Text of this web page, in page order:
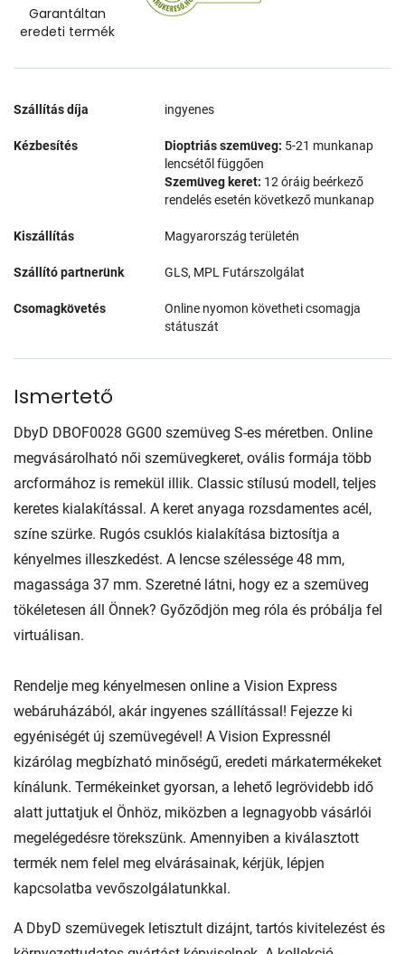
Garantáltan
eredeti termék
Szállítás díja ingyenes
Kézbesítés Dioptriás szemüveg: 5-21 munkanap
lencsétől függően
Szemüveg keret: 12 óráig beérkező
rendelés esetén következő munkanap
Kiszállítás Magyarország területén
Szállító partnerünk GLS, MPL Futárszolgálat
Csomagkövetés
Online nyomon követheti csomagja
státuszát
Ismertető
DbyD DBOF0028 GG00 szemüveg S-es méretben. Online
megvásárolható női szemüvegkeret, ovális formája több
arcformához is remekül illik. Classic stílusú modell, teljes
keretes kialakítással. A keret anyaga rozsdamentes acél,
színe szürke. Rugós csuklós kialakítása biztosítja a
kényelmes illeszkedést. A lencse szélessége 48 mm,
magassága 37 mm. Szeretné látni, hogy ez a szemüveg
tökéletesen áll Önnek? Győződjön meg róla és próbálja fel
virtuálisan.
Rendelje meg kényelmesen online a Vision Express
webáruházából, akár ingyenes szállítással! Fejezze ki
egyéniségét új szemüvegével! A Vision Expressnél
kizárólag megbízható minőségű, eredeti márkatermékeket
kínálunk. Termékeinket gyorsan, a lehető legrövidebb idő
alatt juttatjuk el Önhöz, miközben a legnagyobb vásárlói
megelégedésre törekszünk. Amennyiben a kiválasztott
termék nem felel meg elvárásainak, kérjük, lépjen
kapcsolatba vevőszolgálatunkkal.
A DbyD szemüvegek letisztult dizájnt, tartós kivitelezést és